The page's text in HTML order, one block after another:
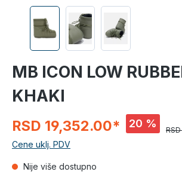
MB ICON LOW
KHAKI
RSD 19,352.00* 20 %
Cene uklj. PDV
Nije više dostupno